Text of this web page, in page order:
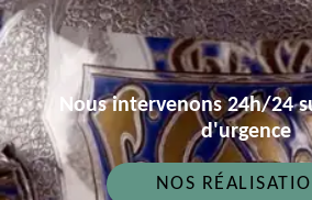
Nous intervenons 24h/24
d'urgence
NOS